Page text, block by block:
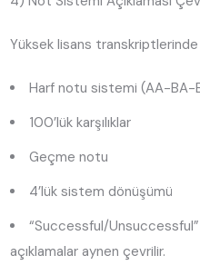
Yüksek lisans
Harf notu sistemi (AA-BA-
100’lük karşılıklar
Geçme notu
4’lük sistem dönüşümü
“Successful/
açıklamalar aynen çevrilir.